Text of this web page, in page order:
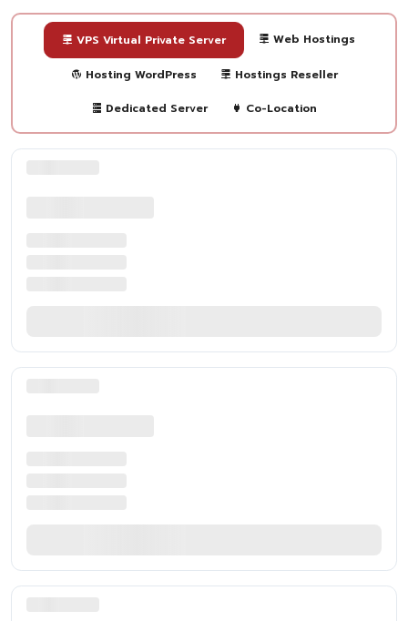
VPS Virtual Private Server Web Hostings
Hosting WordPress Hostings Reseller
Dedicated Server Co-Location